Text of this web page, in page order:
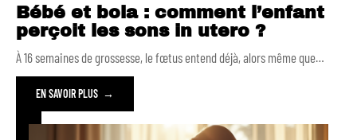
Bébé et bola : comment l’enfant
perçoit les sons in utero ?
À 16 semaines de grossesse, le fœtus entend déjà, alors même que…
EN SAVOIR PLUS